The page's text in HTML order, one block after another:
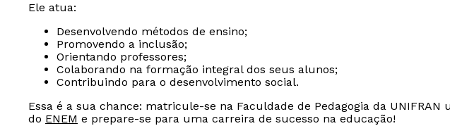
Ele atua:
Desenvolvendo métodos de ensino;
Promovendo a inclusão;
Orientando professores;
Colaborando na formação integral dos seus alunos;
Contribuindo para o desenvolvimento social.
Essa é a sua chance: matricule-se na Faculdade de Pedagogia da UNIFRAN
do ENEM e prepare-se para uma carreira de sucesso na educação!